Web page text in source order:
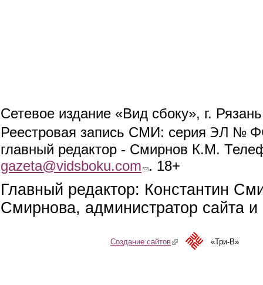
Сетевое издание «Вид сбоку», г.
Реестровая запись СМИ: серия ЭЛ №
главный редактор - Смирнов К.М.
gazeta@vidsboku.com (link sends e-mail)
. 18+
Главный редактор: Константин
Смирнова, администратор сайта
Создание сайтов(link is external)«Три-В»